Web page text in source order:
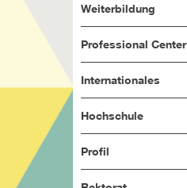
Weiterbildung
Professional Center
Internationales
Hochschule
Profil